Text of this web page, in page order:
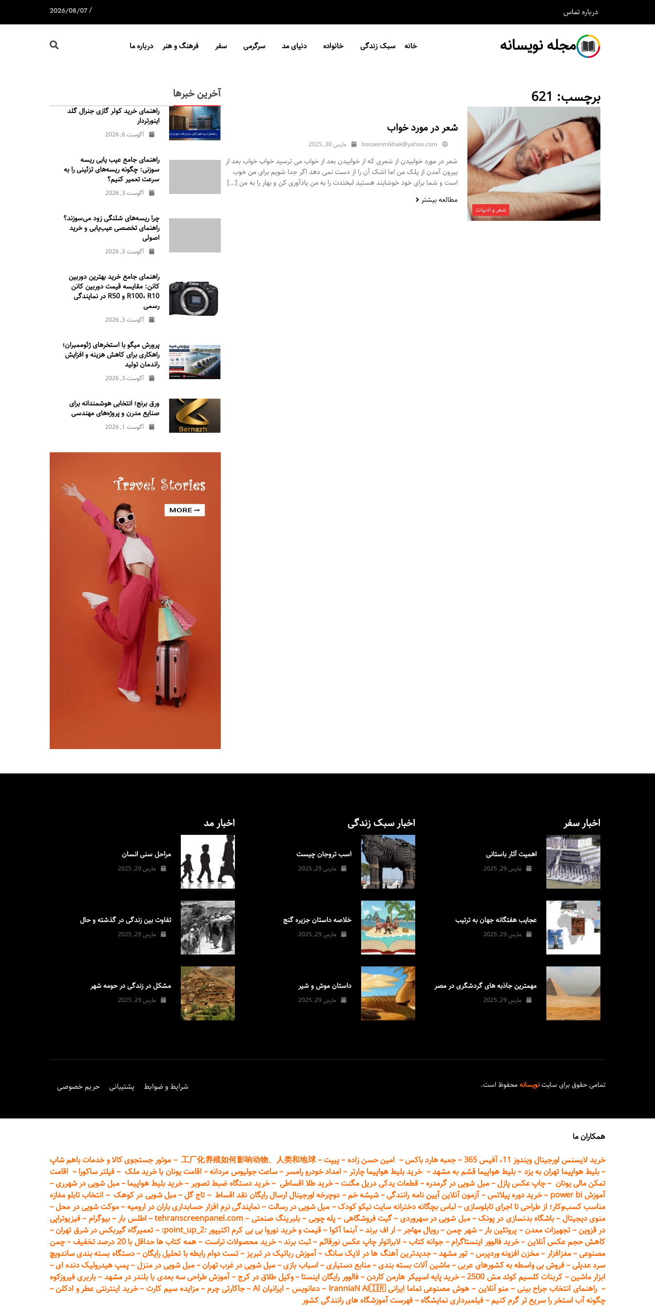
درباره تماس /
2026/08/07
مجله نویسانه خانه سبک زندگی خانواده دنیای مد سرگرمی سفر فرهنگ و هنر درباره ما
برچسب: 621
شعر و ادبیات
شعر در مورد خواب
hosseinmikhak@yahoo.com مارس 30, 2025
شعر در مورد خوابیدن از شعری که از خوابیدن بعد از خواب می ترسید خواب خواب بعد از
بیرون آمدن از پلک من اما اشک آن را از دست نمی دهد اگر جدا شویم برای من خوب
است و شما برای خود خوشایند هستید لبخندت را به من یادآوری کن و بهار را به من […]
مطالعه بیشتر
آخرین خبرها
راهنمای خرید کولر گازی جنرال‌ گلد
اینورتر‌دار
آگوست 6, 2026
راهنمای جامع عیب یابی ریسه
سوزنی: چگونه ریسه‌های تزئینی را به
سرعت تعمیر کنیم؟
آگوست 3, 2026
چرا ریسه‌های شلنگی زود می‌سوزند؟
راهنمای تخصصی عیب‌یابی و خرید
اصولی
آگوست 3, 2026
راهنمای جامع خرید بهترین دوربین
کانن: مقایسه قیمت دوربین کانن
R100، R10 و R50 در نمایندگی
رسمی
آگوست 3, 2026
پرورش میگو با استخرهای ژئوممبران؛
راهکاری برای کاهش هزینه و افزایش
راندمان تولید
آگوست 3, 2026
ورق برنج؛ انتخابی هوشمندانه برای
صنایع مدرن و پروژه‌های مهندسی
آگوست 1, 2026
اخبار سفر
اهمیت آثار باستانی
مارس 29, 2025
عجایب هفتگانه جهان به ترتیب
مارس 29, 2025
مهمترین جاذبه های گردشگری در مصر
مارس 29, 2025
اخبار سبک زندگی
اسب تروجان چیست
مارس 29, 2025
خلاصه داستان جزیره گنج
مارس 29, 2025
داستان موش و شیر
مارس 29, 2025
اخبار مد
مراحل سنی انسان
مارس 29, 2025
تفاوت بین زندگی در گذشته و حال
مارس 29, 2025
مشکل در زندگی در حومه شهر
مارس 29, 2025
تمامی حقوق برای سایتنویسانهمحفوظ است. شرایط و ضوابط پشتیبانی حریم خصوصی
همکاران ما
خرید لایسنس اورجینال ویندوز 11، آفیس 365
–جعبه هارد باکس– امین حسن زاده –پیپت–
工厂化养殖如何影响动物、人类和地球
– موتور جستجوی کالا و خدمات باهم شاپ
–بلیط هواپیما تهرانبه یزد –بلیط هواپیما قشم به مشهد–خرید بلیط هواپیما چارتر –امداد خودرورامسر –ساعت جولیوس مردانه–اقامت یونان با خرید ملک –فیلتر ساکورا – اقامت
تمکن مالی یونان –چاپ عکس پازل–مبل شویی در گرمدره–قطعاتیدکی دریل مگنت–خرید طلا اقساطی –خرید دستگاه ضبط تصویر –خرید بلیط هواپیما –مبل شویی در شهرری–
آموزش power bi
–خرید دورهپیلاتس–آزمون آنلاین آیین نامه رانندگی–شیشه خم– دوچرخه اورجینال ارسال رایگان نقد اقساط – تاج گل–مبل شویی در کوهک– انتخاب تابلو مغازه
مناسب کسب‌وکار؛ از طراحی تا اجرای تابلوسازی –لباس بچگانه دخترانه سایت نیکو کودک– مبل شویی در رسالت –نمایندگی نرم افزار حسابداری باران در ارومیه –موکت شویی در محل–
منوی دیجیتال –باشگاه بدنسازی در پونک–مبل شویی در سهروردی –گیت فروشگاهی –پله چوبی –بلبرینگ صنعتی –
tehranscreenpanel.com
–اطلس بار –بیوگرام –فیزیوتراپی
در قزوین– تجهیزات معدن– پروتئین بار –شهر چمن–رویال مهاجر –ار اف برند–آبنما آکوا –قیمت و خرید نوروا بی بی کرم اکتیپور :point_up_2: – تعمیرگاه گیربکس در شرق تهران–
کاهش حجم عکس آنلاین –خرید فالوور اینستاگرام–جوانه کتاب – لابراتوار چاپ عکس نورقائم –ثبت برند–خرید محصولات تراست –همه کتاب ها حداقل با 20 درصد تخفیف –چمن
مصنوعی–مغزافزار –مخزن افزونه وردپرس– تور مشهد–جدیدترین آهنگ ها در لایک سانگ –آموزشرباتیک در تبریز –تست دوام رابطه با تحلیل رایگان–دستگاه بسته‌ بندی ساندویچ
سرد عدیلی–فروش بی واسطه بهکشورهای عربی–ماشین آلات بسته بندی–منابع دستیاری–اسباب بازی–مبل شویی در غرب تهران–مبل شویی در منزل –پمپ هیدرولیک دنده ای–
ابزار ماشین– کربنات کلسیم کوتد مش 2500 –خرید پایه اسپیکر هارمن کاردن–فالوور رایگان اینستا –وکیل طلاق در کرج –آموزش طراحی سه بعدی با بلندر در مشهد –باربری فیروزکوه
–راهنمای انتخاب جراح بینی – منو آنلاین – هوش مصنوعی تماما ایرانی IranniaN AI🇮🇷 – دعانویس–ایرانیان AI –جاکارتی چرم –مزایده سیم کارت–خرید اینترنتی عطر و ادکلن–
چگونه آب استخر را سریع تر گرم کنیم–فیلمبرداری نمایشگاه–فهرست آموزشگاه های رانندگی کشور